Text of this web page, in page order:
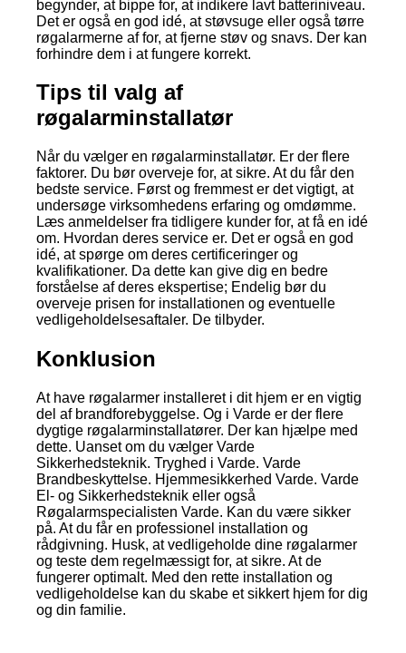
begynder, at bippe for, at indikere lavt batteriniveau.
Det er også en god idé, at støvsuge eller også tørre
røgalarmerne af for, at fjerne støv og snavs. Der kan
forhindre dem i at fungere korrekt.
Tips til valg af
røgalarminstallatør
Når du vælger en røgalarminstallatør. Er der flere
faktorer. Du bør overveje for, at sikre. At du får den
bedste service. Først og fremmest er det vigtigt, at
undersøge virksomhedens erfaring og omdømme.
Læs anmeldelser fra tidligere kunder for, at få en idé
om. Hvordan deres service er. Det er også en god
idé, at spørge om deres certificeringer og
kvalifikationer. Da dette kan give dig en bedre
forståelse af deres ekspertise; Endelig bør du
overveje prisen for installationen og eventuelle
vedligeholdelsesaftaler. De tilbyder.
Konklusion
At have røgalarmer installeret i dit hjem er en vigtig
del af brandforebyggelse. Og i Varde er der flere
dygtige røgalarminstallatører. Der kan hjælpe med
dette. Uanset om du vælger Varde
Sikkerhedsteknik. Tryghed i Varde. Varde
Brandbeskyttelse. Hjemmesikkerhed Varde. Varde
El- og Sikkerhedsteknik eller også
Røgalarmspecialisten Varde. Kan du være sikker
på. At du får en professionel installation og
rådgivning. Husk, at vedligeholde dine røgalarmer
og teste dem regelmæssigt for, at sikre. At de
fungerer optimalt. Med den rette installation og
vedligeholdelse kan du skabe et sikkert hjem for dig
og din familie.